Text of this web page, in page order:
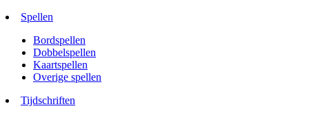
Spellen
Bordspellen
Dobbelspellen
Kaartspellen
Overige spellen
Tijdschriften